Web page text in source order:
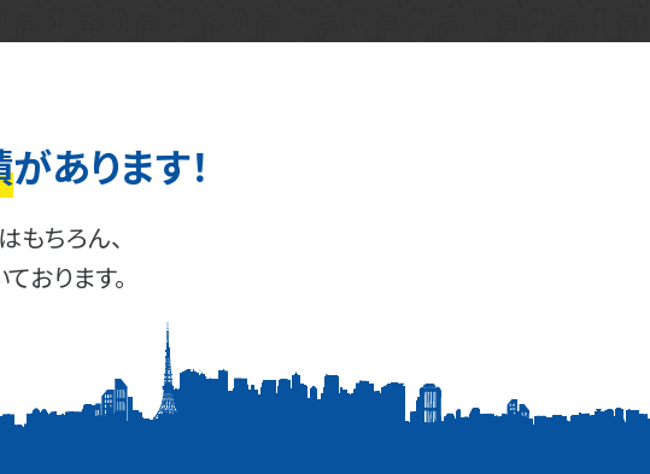
があります！
もちろん、
おります。